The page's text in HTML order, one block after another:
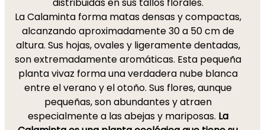
La Calaminta forma matas densas y compactas,
alcanzando aproximadamente 30 a 50 cm de
altura. Sus hojas, ovales y ligeramente dentadas,
son extremadamente aromáticas. Esta pequeña
planta vivaz forma una verdadera nube blanca
entre el verano y el otoño. Sus flores, aunque
pequeñas, son abundantes y atraen
especialmente a las abejas y mariposas. La